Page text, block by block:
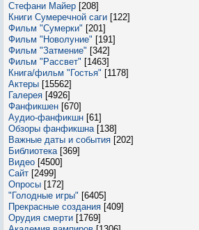
Стефани Майер [208]
Книги Сумеречной саги [122]
Фильм "Сумерки" [201]
Фильм "Новолуние" [191]
Фильм "Затмение" [342]
Фильм "Рассвет" [1463]
Книга/фильм "Гостья" [1178]
Актеры [15562]
Галерея [4926]
Фанфикшен [670]
Аудио-фанфикшн [61]
Обзоры фанфикшна [138]
Важные даты и события [202]
Библиотека [369]
Видео [4500]
Сайт [2499]
Опросы [172]
"Голодные игры" [6405]
Прекрасные создания [409]
Орудия смерти [1769]